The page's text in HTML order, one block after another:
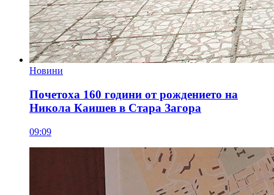
Новини
Почетоха 160 години от рождението на
Никола Каишев в Стара Загора
09:09